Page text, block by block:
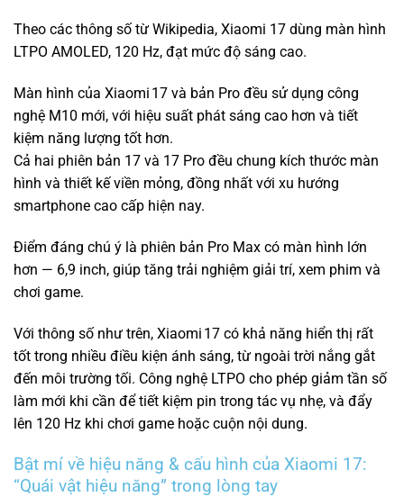
Theo các thông số từ Wikipedia, Xiaomi 17 dùng màn hình
LTPO AMOLED, 120 Hz, đạt mức độ sáng cao.
Màn hình của Xiaomi 17 và bản Pro đều sử dụng công
nghệ M10 mới, với hiệu suất phát sáng cao hơn và tiết
kiệm năng lượng tốt hơn.
Cả hai phiên bản 17 và 17 Pro đều chung kích thước màn
hình và thiết kế viền mỏng, đồng nhất với xu hướng
smartphone cao cấp hiện nay.
Điểm đáng chú ý là phiên bản Pro Max có màn hình lớn
hơn — 6,9 inch, giúp tăng trải nghiệm giải trí, xem phim và
chơi game.
Với thông số như trên, Xiaomi 17 có khả năng hiển thị rất
tốt trong nhiều điều kiện ánh sáng, từ ngoài trời nắng gắt
đến môi trường tối. Công nghệ LTPO cho phép giảm tần số
làm mới khi cần để tiết kiệm pin trong tác vụ nhẹ, và đẩy
lên 120 Hz khi chơi game hoặc cuộn nội dung.
Bật mí về hiệu năng & cấu hình của Xiaomi 17:
“Quái vật hiệu năng” trong lòng tay